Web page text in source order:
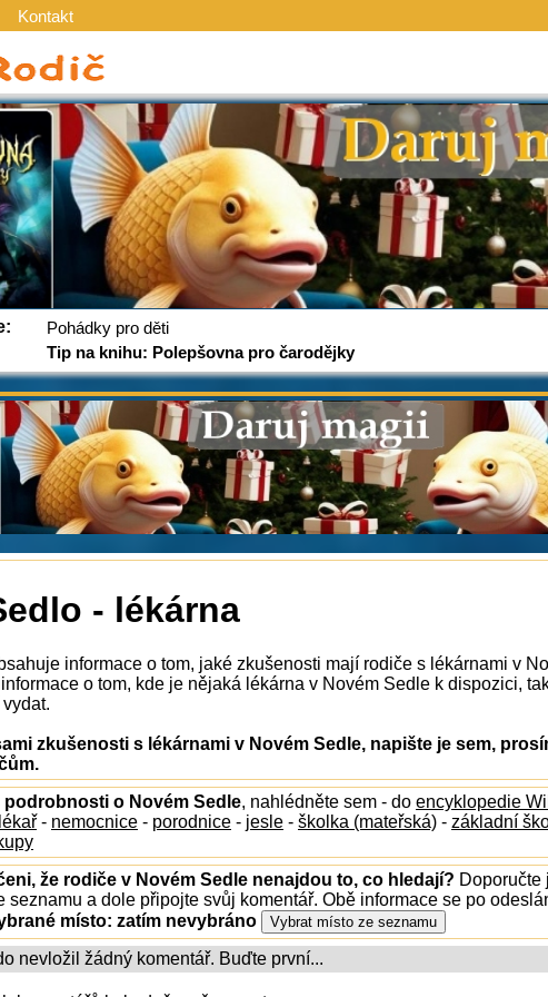
Kontakt
Pohádky pro děti
Tip na knihu: Polepšovna pro čarodějky
- lékárna
informace o tom, jaké zkušenosti mají rodiče s lékárnami v
o tom, kde je nějaká lékárna v Novém Sedle k dispozici,
zkušenosti s lékárnami v Novém Sedle, napište je sem,
podrobnosti o Novém Sedle, nahlédněte sem - do encyklopedie
lékař - nemocnice - porodnice - jesle - školka (mateřská) - základní
že rodiče v Novém Sedle nenajdou to, co hledají? Doporučte
seznamu a dole připojte svůj komentář. Obě informace se po
místo: zatím nevybráno
nevložil žádný komentář. Buďte první...